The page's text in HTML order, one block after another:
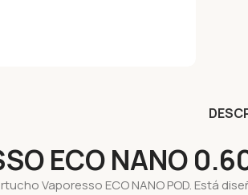
ECO NANO
Vaporesso ECO NANO POD. Está